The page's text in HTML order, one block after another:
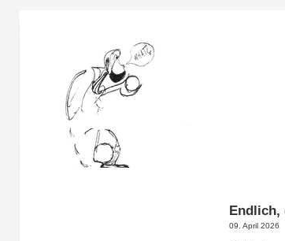
Endlich,
09. April 2026